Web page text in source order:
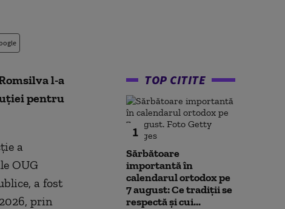
l-a
pentru
a
OUG
a fost
prin
TOP CITITE
1
Sărbătoare
importantă în
calendarul ortodox pe
7 august: Ce tradiții se
respectă și cui...